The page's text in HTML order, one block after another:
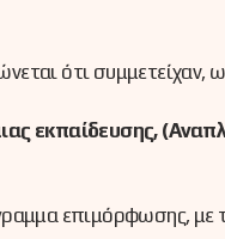
ότι
εκπαίδευσης,
επιμόρφωσης, με